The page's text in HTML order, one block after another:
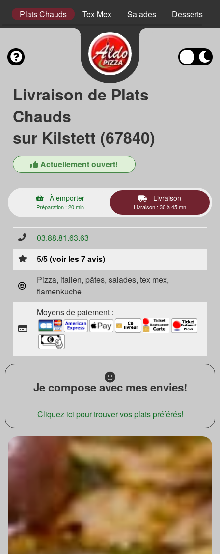
Plats Chauds Tex Mex Salades Desserts
Livraison de Plats
Chauds
sur Kilstett (67840)
Actuellement ouvert!
À emporter
Préparation : 20 min
Livraison
Livraison : 30 à 45 mn
03.88.81.63.63
5/5 (voir les 7 avis)
Pizza, italien, pâtes, salades, tex mex,
flamenkuche
Moyens de paiement :
Je compose avec mes envies!
Cliquez ici pour trouver vos plats préférés!